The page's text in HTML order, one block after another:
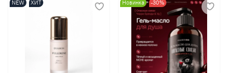
NEW ХИТ Новинка -30%